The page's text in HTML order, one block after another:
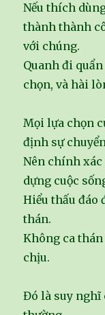
Nếu thích
thành thành
với chúng.
Quanh đi
chọn, và hài
Mọi lựa chọn
định sự
Nên chính xác
dựng cuộc
Hiểu thấu đáo
thán.
Không ca
chịu.
Đó là suy nghĩ